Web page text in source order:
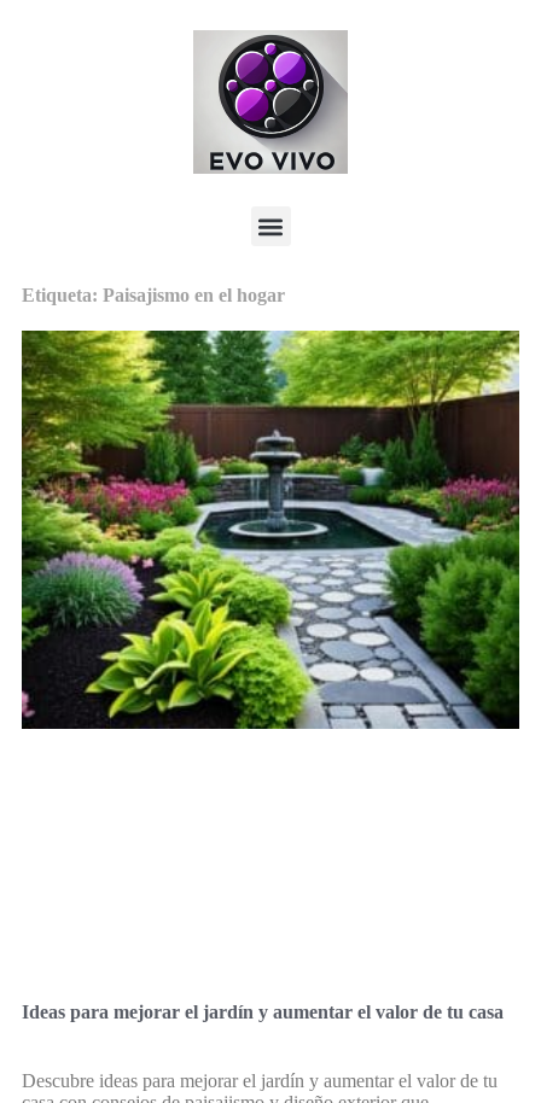
Etiqueta: Paisajismo en el hogar
Ideas para mejorar el jardín y aumentar el valor de tu casa
Descubre ideas para mejorar el jardín y aumentar el valor de tu